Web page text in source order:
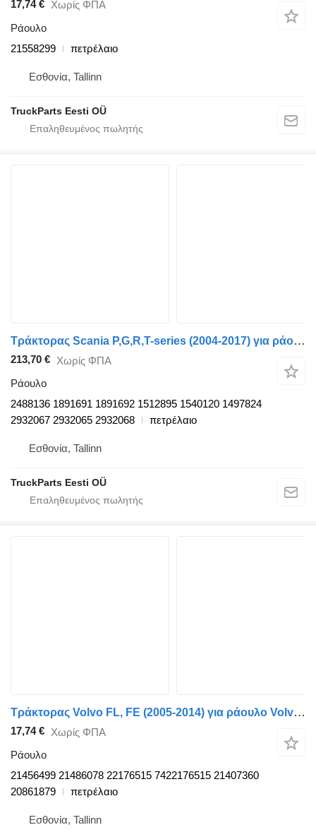
17,74 € Χωρίς ΦΠΑ
Ράουλο
21558299
πετρέλαιο
Εσθονία, Tallinn
TruckParts Eesti OÜ
Τράκτορας Scania P,G,R,T-series (2004-2017) για ράουλο 2488136
213,70 € Χωρίς ΦΠΑ
Ράουλο
2488136 1891691 1891692 1512895 1540120 1497824
2932067 2932065 2932068
πετρέλαιο
Εσθονία, Tallinn
TruckParts Eesti OÜ
Τράκτορας Volvo FL, FE (2005-2014) για ράουλο Volvo FE (01.06-) 21456499
17,74 € Χωρίς ΦΠΑ
Ράουλο
21456499 21486078 22176515 7422176515 21407360
20861879
πετρέλαιο
Εσθονία, Tallinn